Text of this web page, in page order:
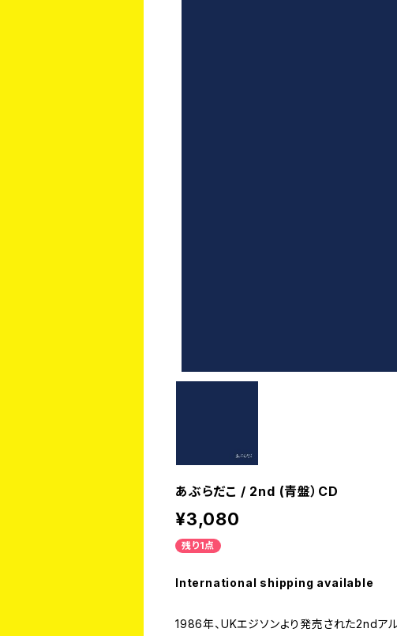
あぶらだこ / 2nd (青盤）CD
¥3,080
残り1点
International shipping available
1986年、UKエジソンより発売された2ndア